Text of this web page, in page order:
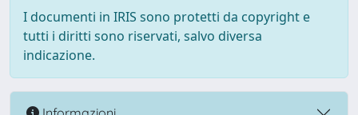
I documenti in IRIS sono protetti da copyright e
tutti i diritti sono riservati, salvo diversa
indicazione.